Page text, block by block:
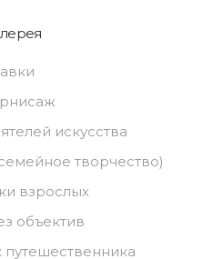
искусства
творчество)
взрослых
объектив